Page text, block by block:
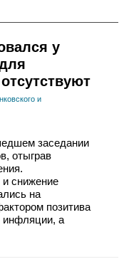
у
и
заседании
отыграв
снижение
на
позитива
инфляции, а